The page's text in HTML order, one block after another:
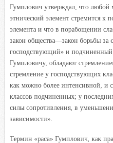
Гумплович утверждал, что
этнический элемент стремится к
элемента и что в порабощении
закон общества—закон борьбы за
господствующий» и подчиненный
Гумпловичу, обладают
стремление у господствующих
как можно более интенсивной, и
классов подчиненных; у
силы сопротивления, в
зависимости».
Термин «раса» Гумплович, как